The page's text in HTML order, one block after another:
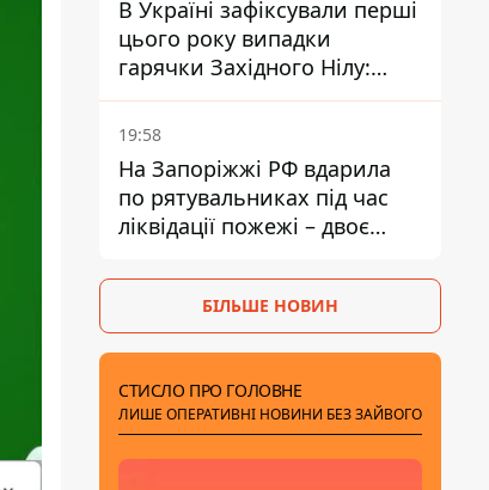
В Україні зафіксували перші
цього року випадки
гарячки Західного Нілу:
двоє людей заразилися
після укусів комарів
19:58
На Запоріжжі РФ вдарила
по рятувальниках під час
ліквідації пожежі – двоє
БІЛЬШЕ НОВИН
СТИСЛО ПРО ГОЛОВНЕ
ЛИШЕ ОПЕРАТИВНІ НОВИНИ БЕЗ ЗАЙВОГО